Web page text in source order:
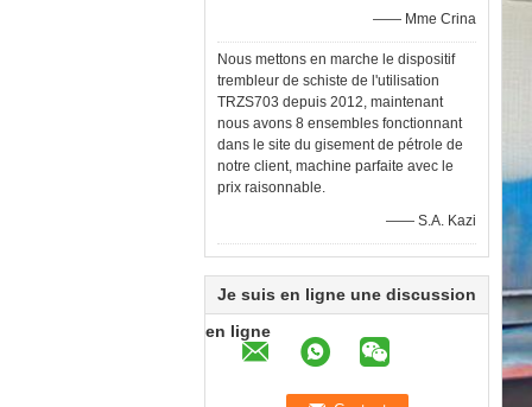
—— Mme Crina
Nous mettons en marche le dispositif
trembleur de schiste de l'utilisation
TRZS703 depuis 2012, maintenant
nous avons 8 ensembles fonctionnant
dans le site du gisement de pétrole de
notre client, machine parfaite avec le
prix raisonnable.
—— S.A. Kazi
Je suis en ligne une discussion
en ligne